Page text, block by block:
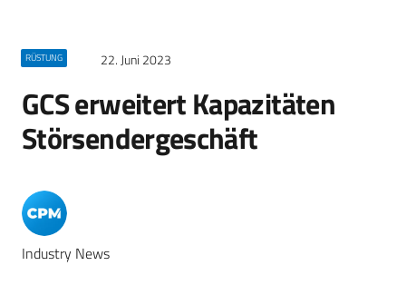
RÜSTUNG 22. Juni 2023
GCS erweitert Kapazitäten
Störsendergeschäft
Industry News